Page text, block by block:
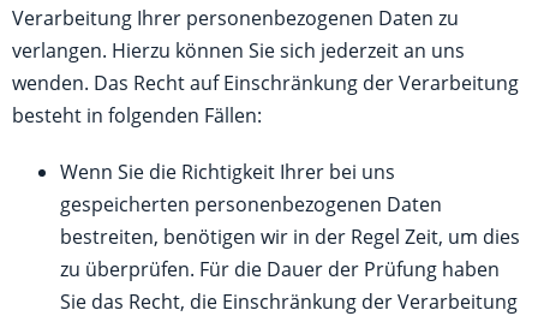
Verarbeitung Ihrer personenbezogenen Daten zu
verlangen. Hierzu können Sie sich jederzeit an uns
wenden. Das Recht auf Einschränkung der Verarbeitung
besteht in folgenden Fällen:
Wenn Sie die Richtigkeit Ihrer bei uns
gespeicherten personenbezogenen Daten
bestreiten, benötigen wir in der Regel Zeit, um dies
zu überprüfen. Für die Dauer der Prüfung haben
Sie das Recht, die Einschränkung der Verarbeitung